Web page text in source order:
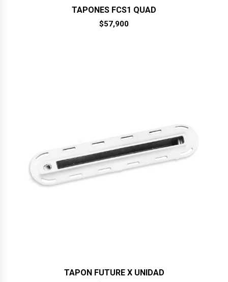
TAPONES FCS1 QUAD
$57,900
TAPON FUTURE X UNIDAD